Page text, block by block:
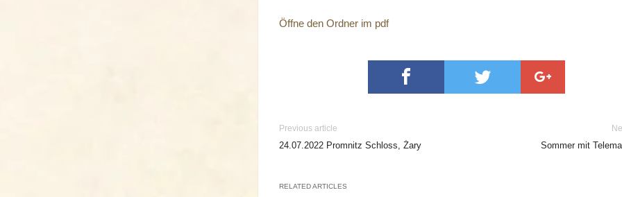
Öffne den Ordner im pdf
Previous article
24.07.2022 Promnitz Schloss, Żary Sommer mit
RELATED ARTICLES